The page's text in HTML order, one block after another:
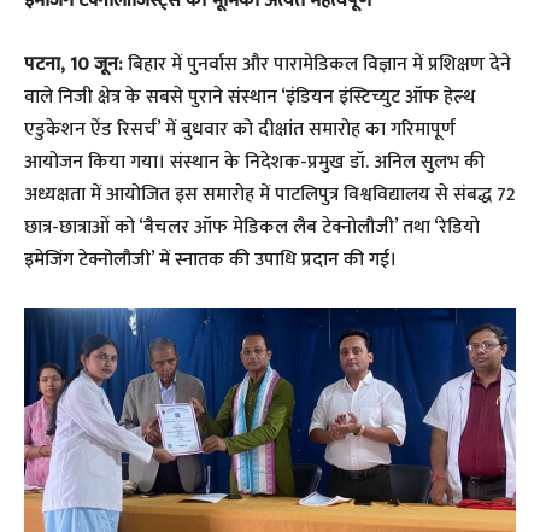
पटना, 10 जून:बिहार में पुनर्वास और पारामेडिकल विज्ञान में प्रशिक्षण देने
वाले निजी क्षेत्र के सबसे पुराने संस्थान ‘इंडियन इंस्टिच्युट ऑफ हेल्थ
एडुकेशन ऐंड रिसर्च’ में बुधवार को दीक्षांत समारोह का गरिमापूर्ण
आयोजन किया गया। संस्थान के निदेशक-प्रमुख डॉ. अनिल सुलभ की
अध्यक्षता में आयोजित इस समारोह में पाटलिपुत्र विश्वविद्यालय से संबद्ध 72
छात्र-छात्राओं को ‘बैचलर ऑफ मेडिकल लैब टेक्नोलौजी’ तथा ‘रेडियो
इमेजिंग टेक्नोलौजी’ में स्नातक की उपाधि प्रदान की गई।